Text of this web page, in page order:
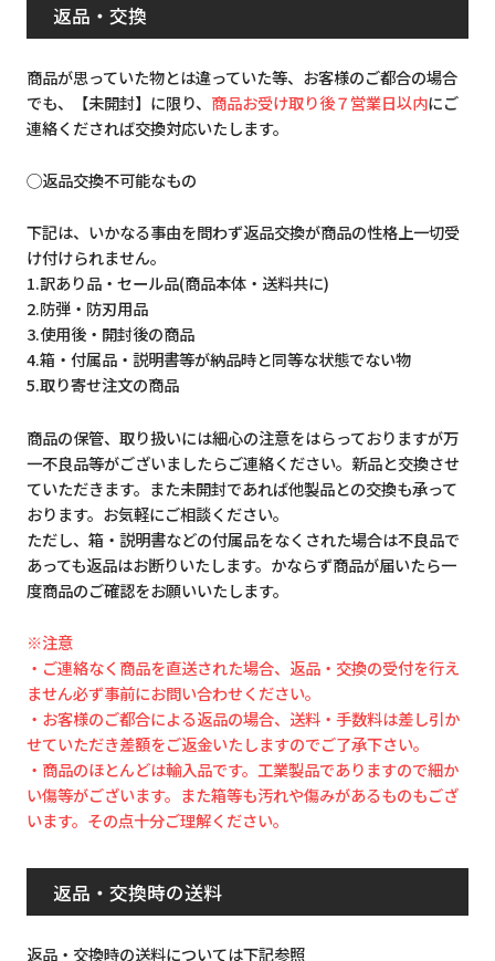
返品・交換
商品が思っていた物とは違っていた等、お客様のご都合の場合
でも、【未開封】に限り、 商品お受け取り後７営業日以内にご
連絡くだされば交換対応いたします。
◯返品交換不可能なもの
下記は、いかなる事由を問わず返品交換が商品の性格上一切受
け付けられません。
1.訳あり品・セール品(商品本体・送料共に)
2.防弾・防刃用品
3.使用後・開封後の商品
4.箱・付属品・説明書等が納品時と同等な状態でない物
5.取り寄せ注文の商品
商品の保管、取り扱いには細心の注意をはらっておりますが万
一不良品等がございましたらご連絡ください。新品と交換させ
ていただきます。また未開封であれば他製品との交換も承って
おります。お気軽にご相談ください。
ただし、箱・説明書などの付属品をなくされた場合は不良品で
あっても返品はお断りいたします。かならず商品が届いたら一
度商品のご確認をお願いいたします。
※注意
・ご連絡なく商品を直送された場合、返品・交換の受付を行え
ません必ず事前にお問い合わせください。
・お客様のご都合による返品の場合、送料・手数料は差し引か
せていただき差額をご返金いたしますのでご了承下さい。
・商品のほとんどは輸入品です。工業製品でありますので細か
い傷等がございます。また箱等も汚れや傷みがあるものもござ
います。その点十分ご理解ください。
返品・交換時の送料
返品・交換時の送料については下記参照